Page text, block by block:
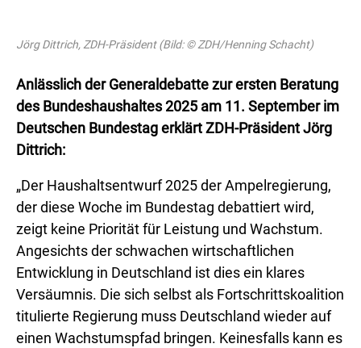
Jörg Dittrich, ZDH-Präsident (Bild: © ZDH/Henning Schacht)
Anlässlich der Generaldebatte zur ersten Beratung
des Bundeshaushaltes 2025 am 11. September im
Deutschen Bundestag erklärt ZDH-Präsident Jörg
Dittrich:
„Der Haushaltsentwurf 2025 der Ampelregierung,
der diese Woche im Bundestag debattiert wird,
zeigt keine Priorität für Leistung und Wachstum.
Angesichts der schwachen wirtschaftlichen
Entwicklung in Deutschland ist dies ein klares
Versäumnis. Die sich selbst als Fortschrittskoalition
titulierte Regierung muss Deutschland wieder auf
einen Wachstumspfad bringen. Keinesfalls kann es